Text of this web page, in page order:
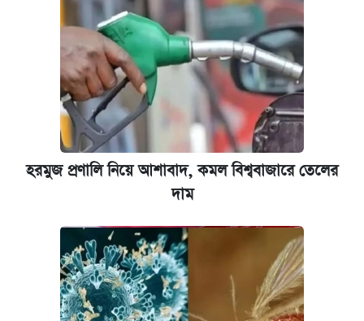
হরমুজ প্রণালি নিয়ে আশাবাদ, কমল বিশ্ববাজারে তেলের
দাম